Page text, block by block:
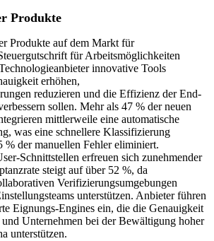
Produkte
Produkte auf dem Markt für
für Arbeitsmöglichkeiten
innovative Tools
erhöhen,
reduzieren und die Effizienz der End-
sollen. Mehr als 47 % der neuen
mittlerweile eine automatische
was eine schnellere Klassifizierung
% der manuellen Fehler eliminiert.
Schnittstellen erfreuen sich zunehmender
steigt auf über 52 %, da
Verifizierungsumgebungen
unterstützen. Anbieter führen
Eignungs-Engines ein, die die Genauigkeit
Unternehmen bei der Bewältigung hoher
unterstützen.